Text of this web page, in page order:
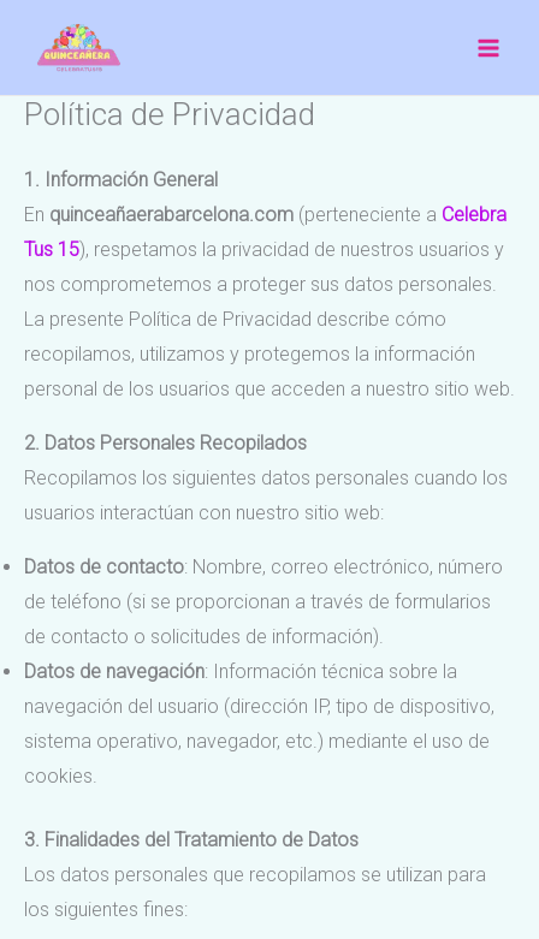
Política de Privacidad
1. Información General
En quinceañaerabarcelona.com (perteneciente a Celebra
Tus 15), respetamos la privacidad de nuestros usuarios y
nos comprometemos a proteger sus datos personales.
La presente Política de Privacidad describe cómo
recopilamos, utilizamos y protegemos la información
personal de los usuarios que acceden a nuestro sitio web.
2. Datos Personales Recopilados
Recopilamos los siguientes datos personales cuando los
usuarios interactúan con nuestro sitio web:
Datos de contacto: Nombre, correo electrónico, número
de teléfono (si se proporcionan a través de formularios
de contacto o solicitudes de información).
Datos de navegación: Información técnica sobre la
navegación del usuario (dirección IP, tipo de dispositivo,
sistema operativo, navegador, etc.) mediante el uso de
cookies.
3. Finalidades del Tratamiento de Datos
Los datos personales que recopilamos se utilizan para
los siguientes fines: